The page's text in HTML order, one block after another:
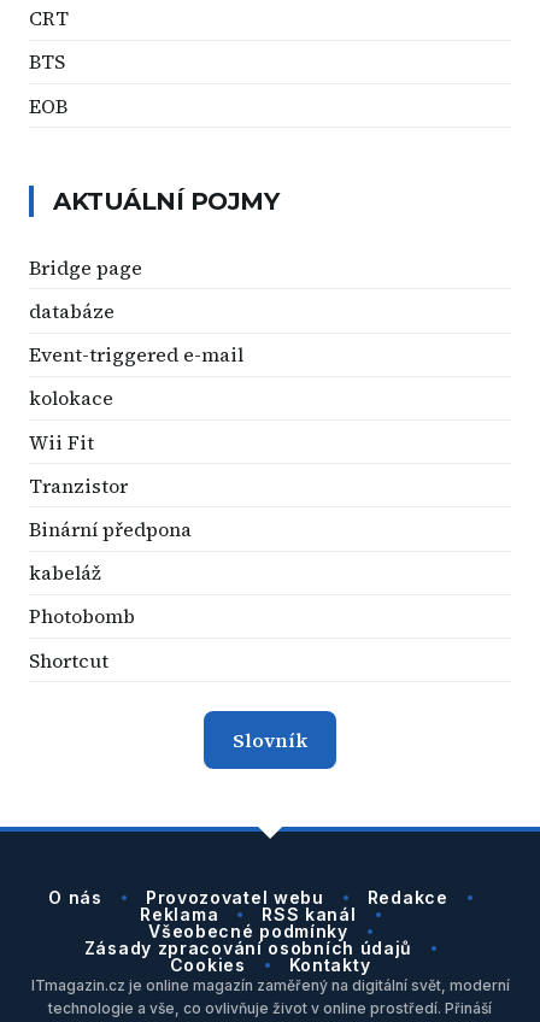
CRT
BTS
EOB
AKTUÁLNÍ POJMY
Bridge page
databáze
Event-triggered e-mail
kolokace
Wii Fit
Tranzistor
Binární předpona
kabeláž
Photobomb
Shortcut
Slovník
O nás Provozovatel webu
Redakce
Reklama
RSS kanál
Všeobecné podmínky
Zásady zpracování osobních údajů
Cookies
Kontakty
ITmagazin.cz je online magazín zaměřený na digitální svět, moderní
technologie a vše, co ovlivňuje život v online prostředí. Přináší